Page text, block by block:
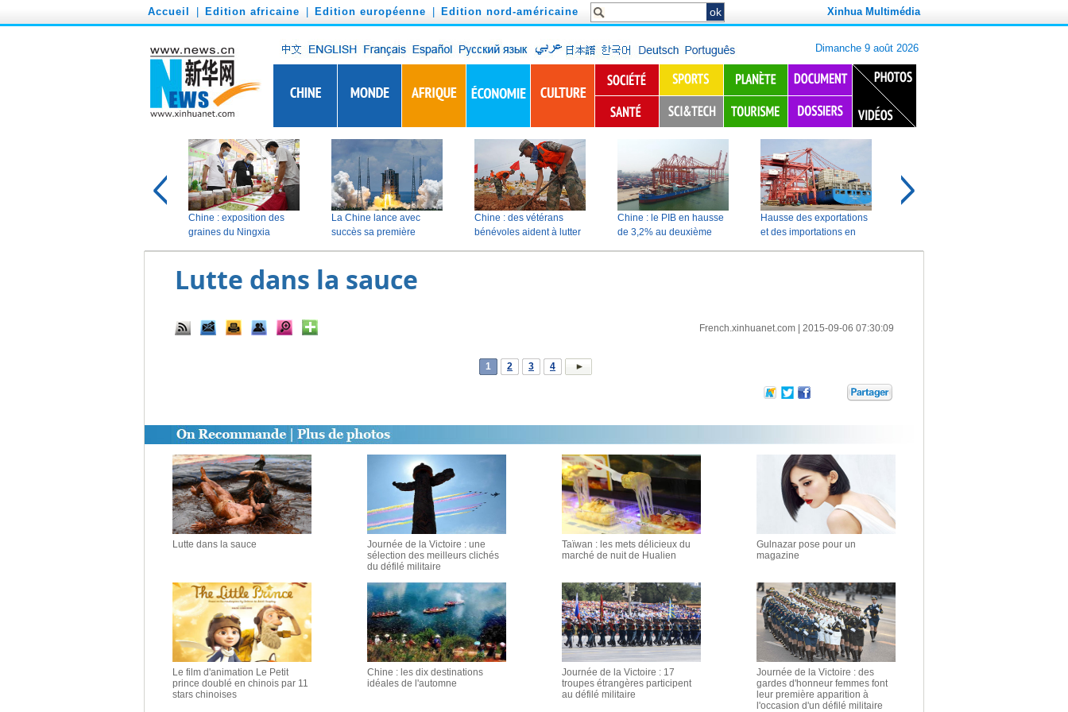
Accueil Edition africaine Edition européenne Edition nord-américaine Xinhua Multimédia
Lutte dans la sauce
French.xinhuanet.com| 2015-09-06 07:30:09
1 2 3 4
Lutte dans la sauce
Journée de la Victoire : une
sélection des meilleurs clichés
du défilé militaire
Taïwan : les mets délicieux du
marché de nuit de Hualien
Gulnazar pose pour un
magazine
Le film d'animation Le Petit
prince doublé en chinois par 11
stars chinoises
Chine : les dix destinations
idéales de l'automne
Journée de la Victoire : 17
troupes étrangères participent
au défilé militaire
Journée de la Victoire : des
gardes d'honneur femmes font
leur première apparition à
l'occasion d'un défilé militaire